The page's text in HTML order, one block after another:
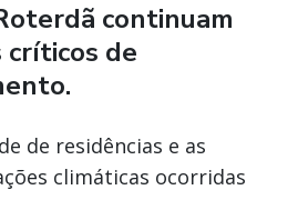
continuam
de
de residências e as
climáticas ocorridas